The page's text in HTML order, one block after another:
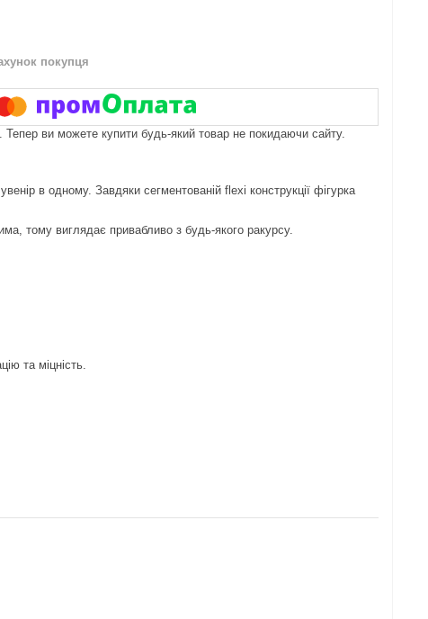
покупця
Тепер ви можете купити будь-який товар не покидаючи сайту.
в одному. Завдяки сегментованій flexi конструкції фігурка
тому виглядає привабливо з будь-якого ракурсу.
та міцність.